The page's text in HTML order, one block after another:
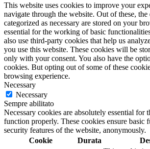
This website uses cookies to improve your
navigate through the website. Out of these, the
categorized as necessary are stored on your
essential for the working of basic
also use third-party cookies that help us
you use this website. These cookies will be
only with your consent. You also have the
cookies. But opting out of some of these
browsing experience.
Necessary
Necessary
Sempre abilitato
Necessary cookies are absolutely essential for
function properly. These cookies ensure basic
security features of the website, anonymously.
Cookie
Durata